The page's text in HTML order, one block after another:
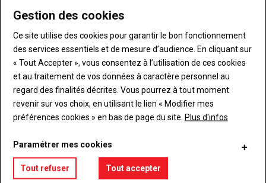
compte pour accéder à tout {nom-site}.
Lien Créez un compte
VOUS AIMEREZ AUSSI
Gestion des cookies
Ce site utilise des cookies pour garantir le bon fonctionnement
des services essentiels et de mesure d’audience. En cliquant sur
« Tout Accepter », vous consentez à l’utilisation de ces cookies
et au traitement de vos données à caractère personnel au
regard des finalités décrites. Vous pourrez à tout moment
revenir sur vos choix, en utilisant le lien « Modifier mes
préférences cookies » en bas de page du site. Plus d'infos
Paramétrer mes cookies
Tout refuser Tout accepter